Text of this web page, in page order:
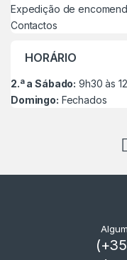
Expedição de
Contactos
HORÁRIO
2.ª a Sábado: 9h30 às
Domingo: Fechados